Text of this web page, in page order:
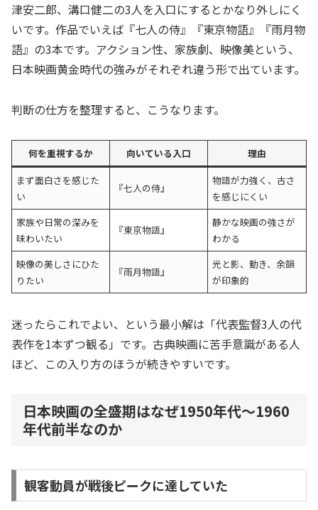
津安二郎、溝口健二の3人を入口にするとかなり外しにく
いです。作品でいえば『七人の侍』『東京物語』『雨月物
語』の3本です。アクション性、家族劇、映像美という、
日本映画黄金時代の強みがそれぞれ違う形で出ています。
判断の仕方を整理すると、こうなります。
何を重視するか 向いている入口
理由
まず面白さを感じた
い
『七人の侍』
物語が力強く、古さ
を感じにくい
家族や日常の深みを
味わいたい
『東京物語』
静かな映画の強さが
わかる
映像の美しさにひた
りたい
『雨月物語』
光と影、動き、余韻
が印象的
迷ったらこれでよい、という最小解は「代表監督3人の代
表作を1本ずつ観る」です。古典映画に苦手意識がある人
ほど、この入り方のほうが続きやすいです。
日本映画の全盛期はなぜ1950年代〜1960
年代前半なのか
観客動員が戦後ピークに達していた